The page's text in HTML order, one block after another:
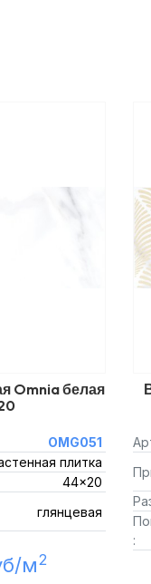
Omnia белая
OMG051
плитка
44x20
глянцевая
м2
: